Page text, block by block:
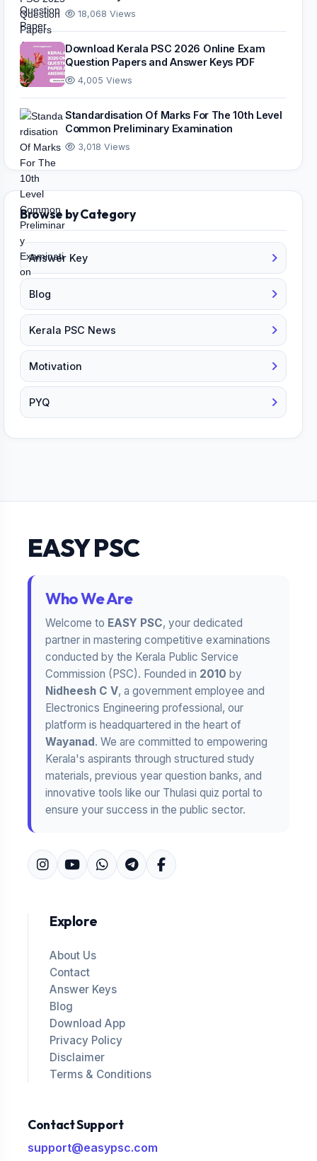
18,068 Views
Download Kerala PSC 2026 Online Exam
Question Papers and Answer Keys PDF
4,005 Views
Standardisation Of Marks For The 10th Level
Common Preliminary Examination
3,018 Views
Browse by Category
Answer Key
Blog
Kerala PSC News
Motivation
PYQ
EASY PSC
Who We Are
Welcome to EASY PSC, your dedicated
partner in mastering competitive examinations
conducted by the Kerala Public Service
Commission (PSC). Founded in 2010 by
Nidheesh C V, a government employee and
Electronics Engineering professional, our
platform is headquartered in the heart of
Wayanad . We are committed to empowering
Kerala's aspirants through structured study
materials, previous year question banks, and
innovative tools like our Thulasi quiz portal to
ensure your success in the public sector.
Explore
About Us
Contact
Answer Keys
Blog
Download App
Privacy Policy
Disclaimer
Terms & Conditions
Contact Support
support@easypsc.com